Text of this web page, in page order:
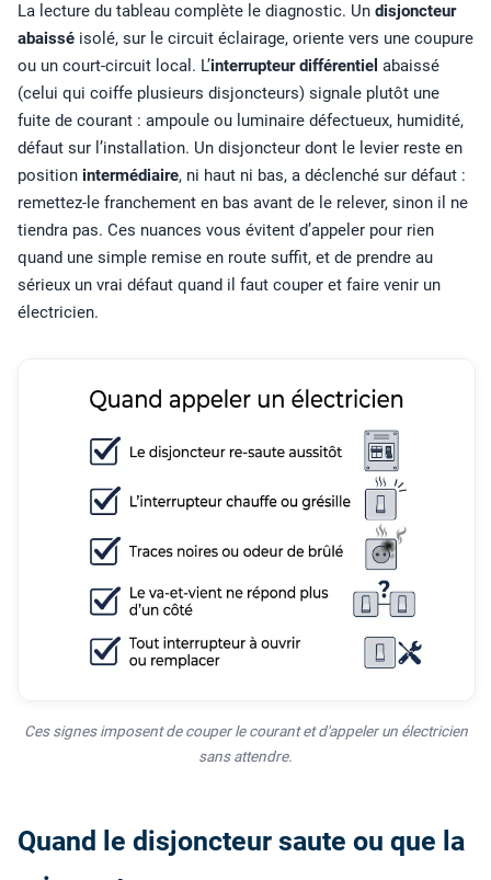
La lecture du tableau complète le diagnostic. Un disjoncteur
abaissé isolé, sur le circuit éclairage, oriente vers une coupure
ou un court-circuit local. L’interrupteur différentiel abaissé
(celui qui coiffe plusieurs disjoncteurs) signale plutôt une
fuite de courant : ampoule ou luminaire défectueux, humidité,
défaut sur l’installation. Un disjoncteur dont le levier reste en
position intermédiaire, ni haut ni bas, a déclenché sur défaut :
remettez-le franchement en bas avant de le relever, sinon il ne
tiendra pas. Ces nuances vous évitent d’appeler pour rien
quand une simple remise en route suffit, et de prendre au
sérieux un vrai défaut quand il faut couper et faire venir un
électricien.
Ces signes imposent de couper le courant et d'appeler un électricien
sans attendre.
Quand le disjoncteur saute ou que la